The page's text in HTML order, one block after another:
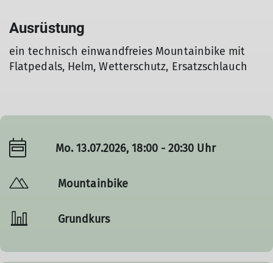
Ausrüstung
ein technisch einwandfreies Mountainbike mit
Flatpedals, Helm, Wetterschutz, Ersatzschlauch
Mo. 13.07.2026, 18:00 - 20:30 Uhr
Mountainbike
Grundkurs